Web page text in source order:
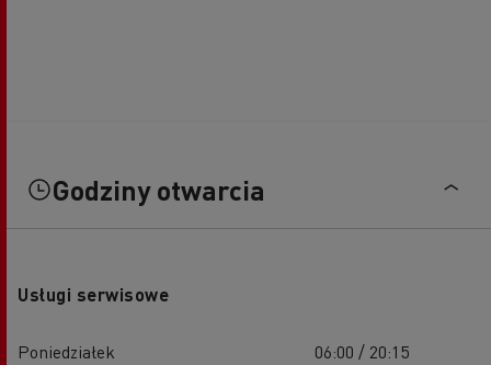
Godziny otwarcia
Usługi serwisowe
Poniedziałek
06:00 / 20:15